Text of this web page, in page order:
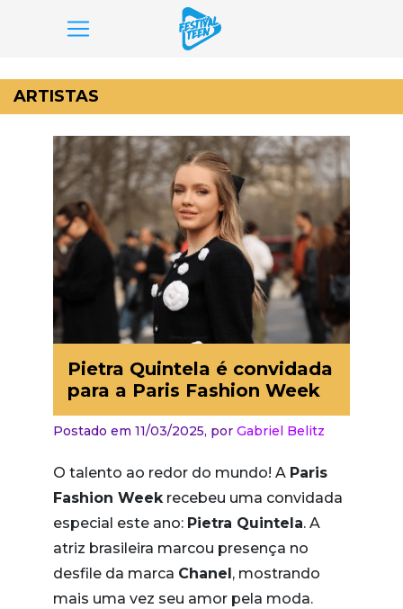
para
o
conteúdo
ARTISTAS
Pietra Quintela é convidada
para a Paris Fashion Week
Postado em 11/03/2025, por Gabriel Belitz
O talento ao redor do mundo! A Paris
Fashion Week recebeu uma convidada
especial este ano: Pietra Quintela. A
atriz brasileira marcou presença no
desfile da marca Chanel, mostrando
mais uma vez seu amor pela moda.